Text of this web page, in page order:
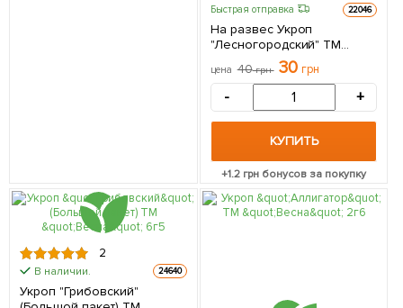
Быстрая отправка 22046
На развес Укроп
"Лесногородский" ТМ
"Весна" цена за 20г
цена 40грн 30 грн
- +
КУПИТЬ
+1.2 грн бонусов за покупку
2
В наличии. 24640
Укроп "Грибовский"